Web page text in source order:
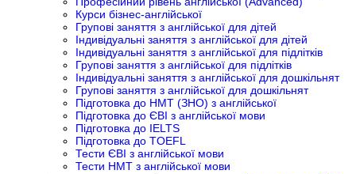
Курси бізнес-англійської
Групові заняття з англійської для дітей
Індивідуальні заняття з англійської для дітей
Індивідуальні заняття з англійської для підлітків
Групові заняття з англійської для підлітків
Індивідуальні заняття з англійської для дошкільнят
Групові заняття з англійської для дошкільнят
Підготовка до НМТ (ЗНО) з англійської
Підготовка до ЄВІ з англійської мови
Підготовка до IELTS
Підготовка до TOEFL
Тести ЄВІ з англійської мови
Тести НМТ з англійської мови